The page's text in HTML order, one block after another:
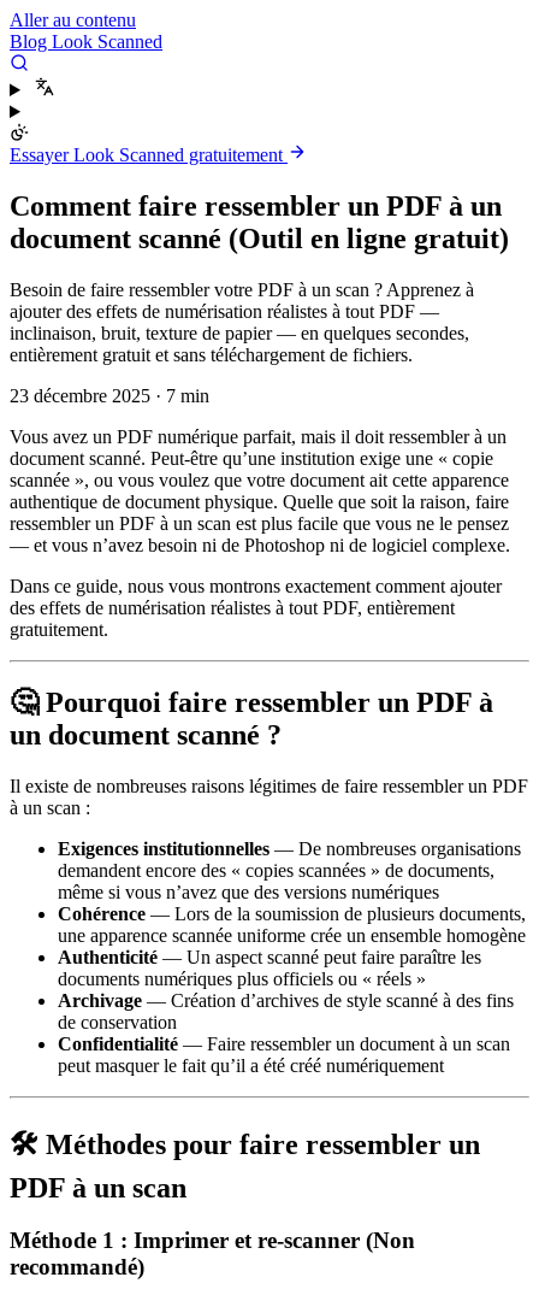
Aller au contenu
Blog Look Scanned
Essayer Look Scanned gratuitement
Comment faire ressembler un PDF à un
document scanné (Outil en ligne gratuit)
Besoin de faire ressembler votre PDF à un scan ? Apprenez à
ajouter des effets de numérisation réalistes à tout PDF —
inclinaison, bruit, texture de papier — en quelques secondes,
entièrement gratuit et sans téléchargement de fichiers.
23 décembre 2025 · 7 min
Vous avez un PDF numérique parfait, mais il doit ressembler à un
document scanné. Peut-être qu’une institution exige une « copie
scannée », ou vous voulez que votre document ait cette apparence
authentique de document physique. Quelle que soit la raison, faire
ressembler un PDF à un scan est plus facile que vous ne le pensez
— et vous n’avez besoin ni de Photoshop ni de logiciel complexe.
Dans ce guide, nous vous montrons exactement comment ajouter
des effets de numérisation réalistes à tout PDF, entièrement
gratuitement.
🤔 Pourquoi faire ressembler un PDF à
un document scanné ?
Il existe de nombreuses raisons légitimes de faire ressembler un PDF
à un scan :
Exigences institutionnelles — De nombreuses organisations
demandent encore des « copies scannées » de documents,
même si vous n’avez que des versions numériques
Cohérence — Lors de la soumission de plusieurs documents,
une apparence scannée uniforme crée un ensemble homogène
Authenticité — Un aspect scanné peut faire paraître les
documents numériques plus officiels ou « réels »
Archivage — Création d’archives de style scanné à des fins
de conservation
Confidentialité — Faire ressembler un document à un scan
peut masquer le fait qu’il a été créé numériquement
🛠️ Méthodes pour faire ressembler un
PDF à un scan
Méthode 1 : Imprimer et re-scanner (Non
recommandé)